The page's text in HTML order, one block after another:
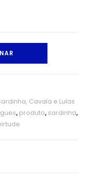
Cavala e Lulas
, produto, sardinha,